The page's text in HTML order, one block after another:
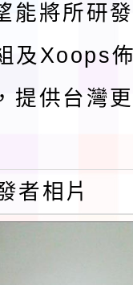
播委員
演習－
」
識線上
第1學
鐘點教
續甄選)
學年
份
度學生
參觀特色
能將所研
及Xoops
提供台灣
者相片